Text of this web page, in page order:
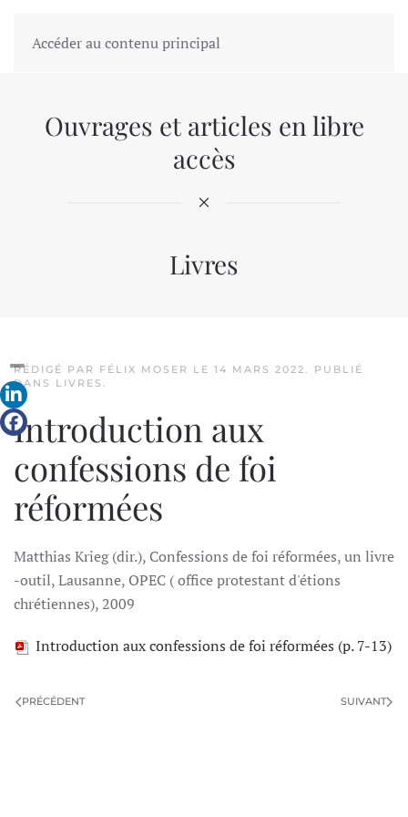
Accéder au contenu principal
Ouvrages et articles en libre
accès
Livres
RÉDIGÉ PAR FÉLIX MOSER LE 14 MARS 2022. PUBLIÉ
DANS LIVRES .
Introduction aux
confessions de foi
réformées
Matthias Krieg (dir.), Confessions de foi réformées, un livre
-outil, Lausanne, OPEC ( office protestant d'étions
chrétiennes), 2009
Introduction aux confessions de foi réformées (p. 7-13)
PRÉCÉDENT SUIVANT